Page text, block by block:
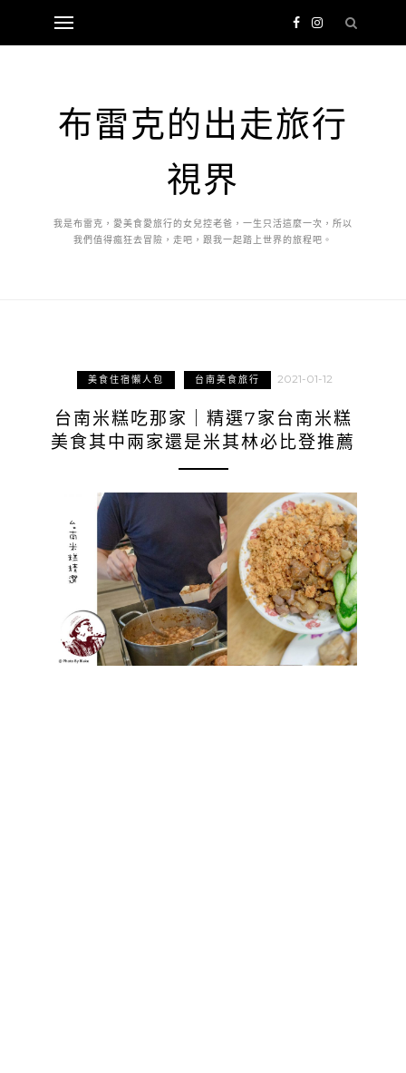
布雷克的出走旅行
視界
我是布雷克，愛美食愛旅行的女兒控老爸，一生只活這麼一次，所以
我們值得瘋狂去冒險，走吧，跟我一起踏上世界的旅程吧。
美食住宿懶人包 台南美食旅行 2021-01-12
台南米糕吃那家｜精選7家台南米糕
美食其中兩家還是米其林必比登推薦